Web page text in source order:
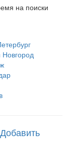
на поиски
Добавить